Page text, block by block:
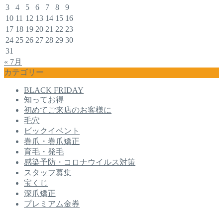
3
4 5 6 7 8
9
10 11 12 13 14 15 16
17 18 19 20 21 22 23
24 25 26 27 28 29 30
31
« 7月
カテゴリー
BLACK FRIDAY
知ってお得
初めてご来店のお客様に
毛穴
ビックイベント
巻爪・巻爪矯正
育毛・発毛
感染予防・コロナウイルス対策
スタッフ募集
宝くじ
深爪矯正
プレミアム金券